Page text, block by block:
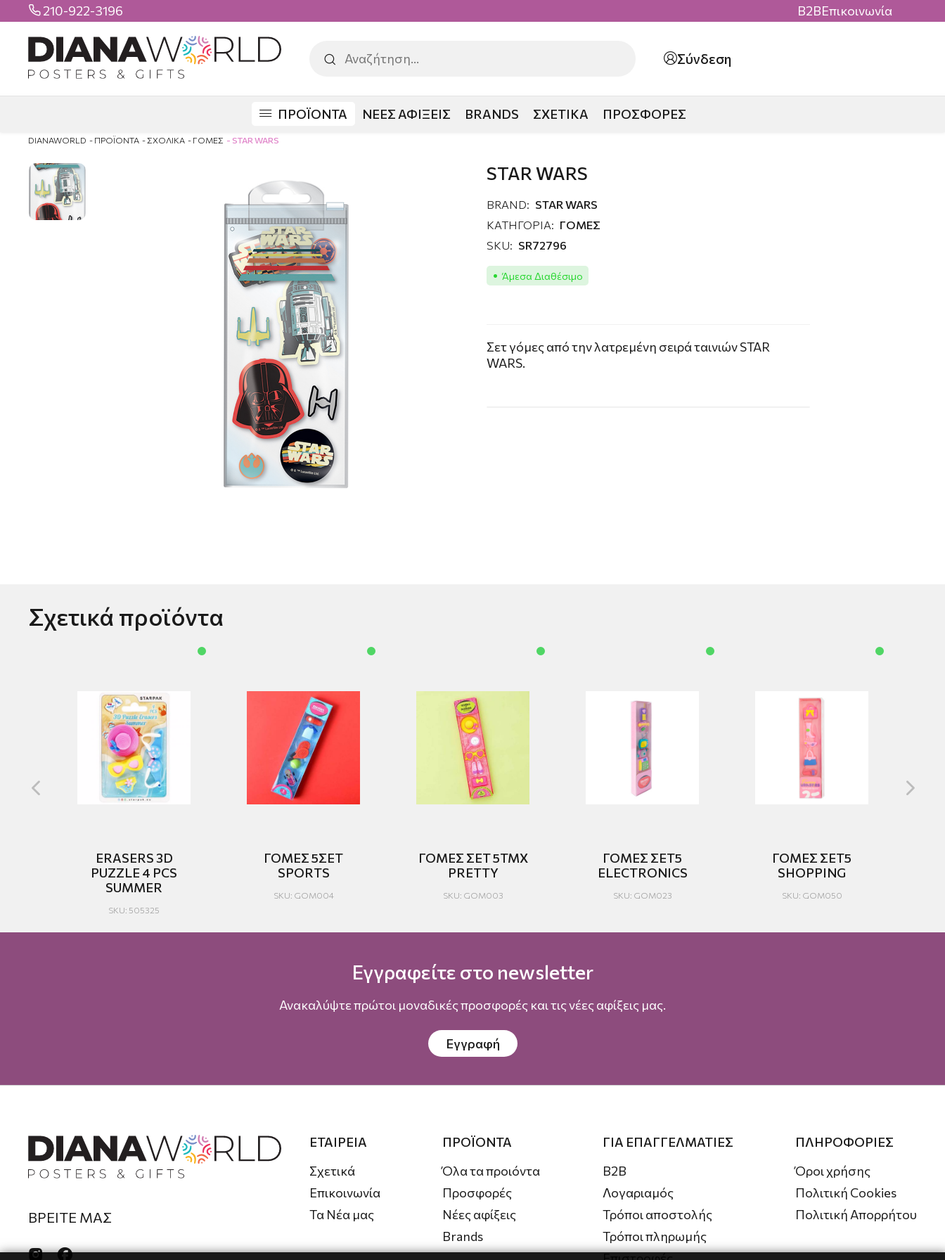
 210-922-3196 B2BΕπικοινωνία
Σύνδεση
ΠΡΟΪΟΝΤΑ ΝΕΕΣ ΑΦΙΞΕΙΣ BRANDS ΣΧΕΤΙΚΑ ΠΡΟΣΦΟΡΕΣ
DIANAWORLD ΠΡΟΪΟΝΤΑ ΣΧΟΛΙΚΑ ΓΟΜΕΣ STAR WARS
STAR WARS
BRAND: STAR WARS
ΚΑΤΗΓΟΡΙΑ: ΓΟΜΕΣ
SKU: SR72796
Άμεσα Διαθέσιμο
Σετ γόμες από την λατρεμένη σειρά ταινιών STAR
WARS.
Σχετικά προϊόντα
ERASERS 3D
PUZZLE 4 PCS
SUMMER
SKU: 505325
ΓΟΜΕΣ 5ΣΕΤ
SPORTS
SKU: GOM004
ΓΟΜΕΣ ΣΕΤ 5ΤΜΧ
PRETTY
SKU: GOM003
ΓΟΜΕΣ ΣΕΤ5
ELECTRONICS
SKU: GOM023
ΓΟΜΕΣ ΣΕΤ5
SHOPPING
SKU: GOM050
Εγγραφείτε στο newsletter
Ανακαλύψτε πρώτοι μοναδικές προσφορές και τις νέες αφίξεις μας.
Εγγραφή
ΒΡΕΙΤΕ ΜΑΣ
 
ΕΤΑΙΡΕΙΑ
Σχετικά
Επικοινωνία
Τα Νέα μας
ΠΡΟΪΟΝΤΑ
Όλα τα προιόντα
Προσφορές
Νέες αφίξεις
Brands
ΓΙΑ ΕΠΑΓΓΕΛΜΑΤΙΕΣ
B2B
Λογαριαμός
Τρόποι αποστολής
Τρόποι πληρωμής
ΠΛΗΡΟΦΟΡΙΕΣ
Όροι χρήσης
Πολιτική Cookies
Πολιτική Απορρήτου